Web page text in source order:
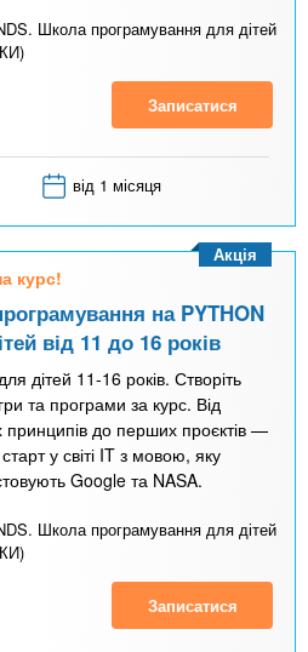
Школа програмування для дітей
Записатися
від 1 місяця
курс!
на PYTHON
від 11 до 16 років
дітей 11-16 років. Створіть
та програми за курс. Від
принципів до перших проєктів —
у світі IT з мовою, яку
Google та NASA.
Школа програмування для дітей
Акція
Записатися